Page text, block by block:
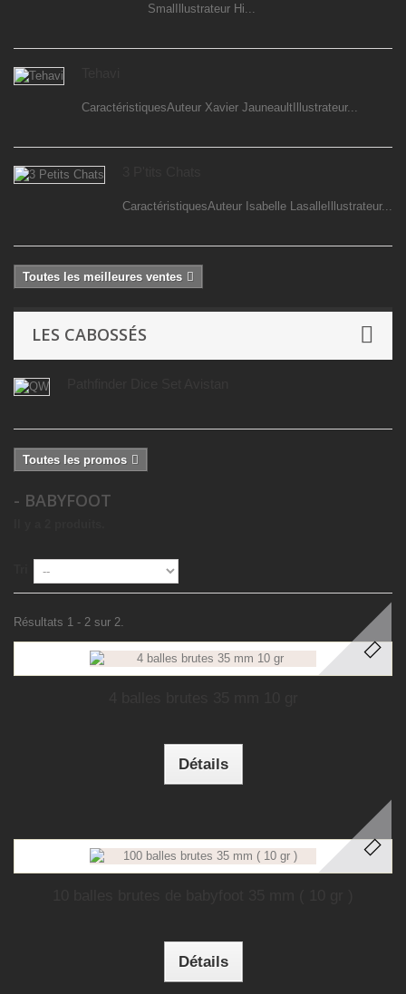
SmalIllustrateur Hi...
CaractéristiquesAuteur Xavier JauneaultIllustrateur...
CaractéristiquesAuteur Isabelle LasalleIllustrateur...
Toutes les meilleures ventes
LES CABOSSÉS
Toutes les promos
- BABYFOOT
Résultats 1 - 2 sur 2.
Détails
Détails